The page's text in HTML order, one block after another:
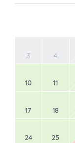
3 4
10 11
17 18
24 25